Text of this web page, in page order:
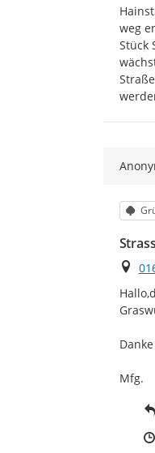
weg
Stück
Ort
Danke
Mfg.